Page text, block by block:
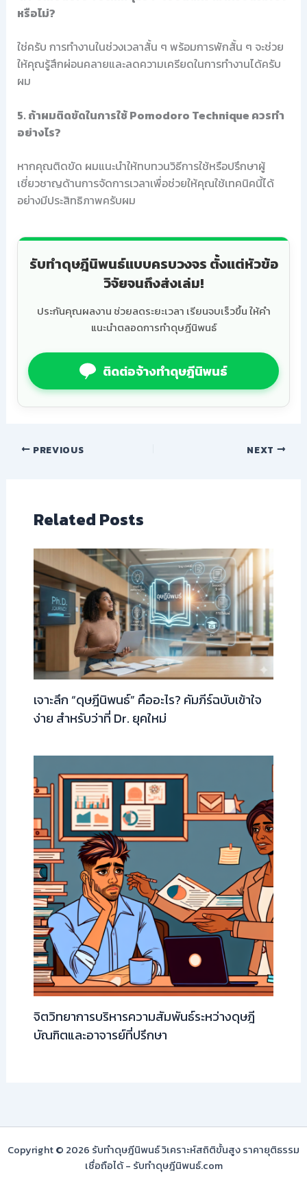
หรือไม่?
ใช่ครับ การทำงานในช่วงเวลาสั้น ๆ พร้อมการพักสั้น ๆ จะช่วย
ให้คุณรู้สึกผ่อนคลายและลดความเครียดในการทำงานได้ครับ
ผม
5. ถ้าผมติดขัดในการใช้ Pomodoro Technique ควรทำ
อย่างไร?
หากคุณติดขัด ผมแนะนำให้ทบทวนวิธีการใช้หรือปรึกษาผู้
เชี่ยวชาญด้านการจัดการเวลาเพื่อช่วยให้คุณใช้เทคนิคนี้ได้
อย่างมีประสิทธิภาพครับผม
รับทำดุษฎีนิพนธ์แบบครบวงจร ตั้งแต่หัวข้อ
วิจัยจนถึงส่งเล่ม!
ประกันคุณผลงาน ช่วยลดระยะเวลา เรียนจบเร็วขึ้น ให้คำ
แนะนำตลอดการทำดุษฎีนิพนธ์
ติดต่อจ้างทำดุษฎีนิพนธ์
PREVIOUS NEXT
Related Posts
เจาะลึก “ดุษฎีนิพนธ์” คืออะไร? คัมภีร์ฉบับเข้าใจ
ง่าย สำหรับว่าที่ Dr. ยุคใหม่
จิตวิทยาการบริหารความสัมพันธ์ระหว่างดุษฎี
บัณฑิตและอาจารย์ที่ปรึกษา
Copyright © 2026 รับทำดุษฎีนิพนธ์ วิเคราะห์สถิติขั้นสูง ราคายุติธรรม
เชื่อถือได้ - รับทำดุษฎีนิพนธ์.com